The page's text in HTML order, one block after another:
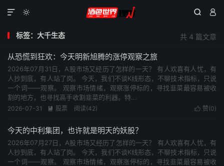
  

共 4 篇文章
标签：大千生态
从恐慌到狂欢：今天明新旭腾的涨停观察之旅
2026年07月31日，A股市场又经历了怎样的一天？ 有人欢喜有人忧，有
人抄到底，有人站了岗。 今天，我们不谈K线形态，不聊技术指标，只说
一个词——观察。 观察市场情绪，观察涨停标的，寻找韭菜最容易被收
割的地方，也寻找高手收割韭菜的利器。特...
 赞(0)
2026-07-31  股票 阅读(42)
今天的中利集团，也许就是明天的妖股？
2026年07月27日，A股市场又经历了怎样的一天？ 有人欢喜有人忧，有
人抄到底，有人站了岗。 今天，我们不谈K线形态，不聊技术指标，只说
一个词——观察。 观察市场情绪，观察涨停标的，寻找韭菜最容易被收